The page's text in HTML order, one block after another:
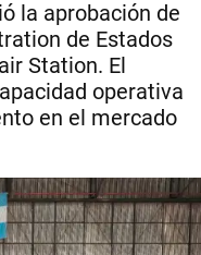
la aprobación de
de Estados
Station. El
operativa
en el mercado